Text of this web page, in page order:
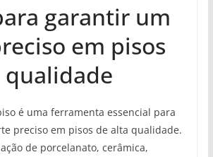
garantir um
em pisos
é uma ferramenta essencial para
preciso em pisos de alta qualidade.
de porcelanato, cerâmica,